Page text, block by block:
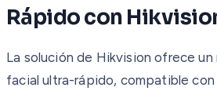
Rápido con
La solución de Hikvision ofrece
facial ultra-rápido, compatible